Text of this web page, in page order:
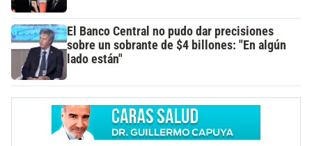
El Banco Central no pudo dar precisiones
sobre un sobrante de $4 billones: "En algún
lado están"